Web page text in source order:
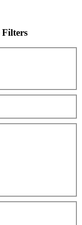
Filters